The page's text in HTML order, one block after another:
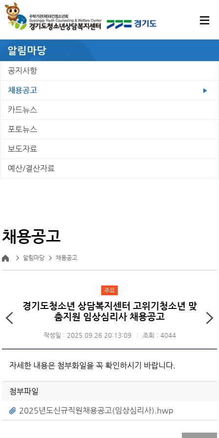
알림마당
공지사항
채용공고
카드뉴스
포토뉴스
보도자료
예산/결산자료
채용공고
알림마당 채용공고
주요
경기도청소년 상담복지센터 고위기청소년 맞
춤지원 임상심리사 채용공고
작성일 : 2025.09.26 20:13:09 조회 : 4044
자세한 내용은 첨부화일을 꼭 확인하시기 바랍니다.
첨부파일
2025년도신규직원채용공고(임상심리사).hwp